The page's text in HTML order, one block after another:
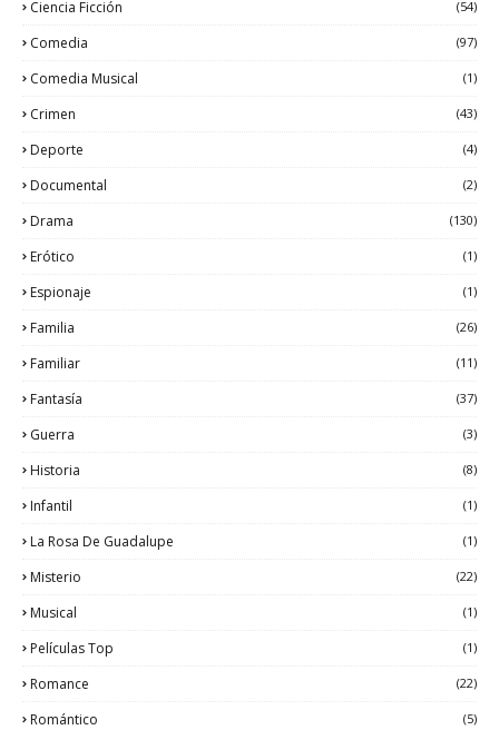
Ciencia Ficción (54)
Comedia (97)
Comedia Musical (1)
Crimen (43)
Deporte (4)
Documental (2)
Drama (130)
Erótico (1)
Espionaje (1)
Familia (26)
Familiar (11)
Fantasía (37)
Guerra (3)
Historia (8)
Infantil (1)
La Rosa De Guadalupe (1)
Misterio (22)
Musical (1)
Películas Top (1)
Romance (22)
Romántico (5)